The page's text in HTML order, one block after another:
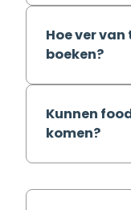
Hoe ver
boeken?
Kunnen
komen?